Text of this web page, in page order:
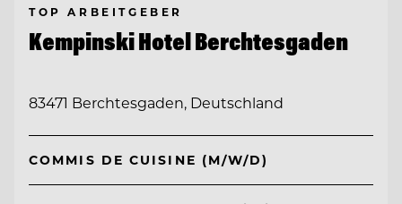
TOP ARBEITGEBER
Kempinski Hotel Berchtesgaden
83471 Berchtesgaden, Deutschland
COMMIS DE CUISINE (M/W/D)